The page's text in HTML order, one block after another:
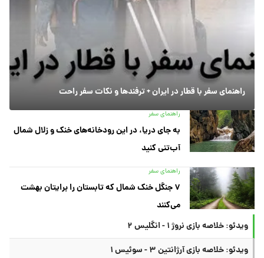
راهنمای سفر با قطار در ایران + ترفندها و نکات سفر راحت
راهنمای سفر
به جای دریا، در این رودخانه‌های خنک و زلال شمال
آب‌تنی کنید
راهنمای سفر
۷ جنگل خنک شمال که تابستان را برایتان بهشت
می‌کنند
ویدئو: خلاصه بازی نروژ ۱ - انگلیس ۲
ویدئو: خلاصه بازی آرژانتین ۳ - سوئیس ۱